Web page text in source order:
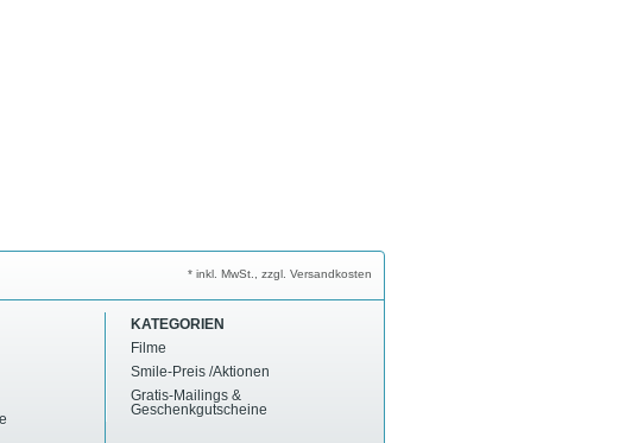
* inkl. MwSt., zzgl. Versandkosten
KATEGORIEN
Filme
Smile-Preis /Aktionen
Gratis-Mailings &
Geschenkgutscheine